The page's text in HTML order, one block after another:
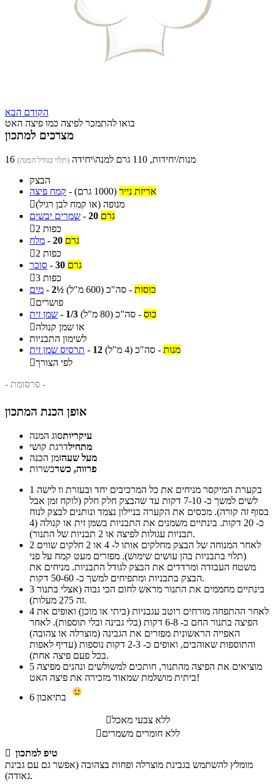
הקודם הבא
בואו להתמכר לפיצה כמו פיצה האט
מצרכים למתכון
16 מנות/יחידות, 110 גרם למנה\יחידה (תלוי בגודל המנה)
הבצק
קמח פיצה - אריזת נייר (1000 גרם)
מנופה (או קמח לבן רגיל)
שמרים יבשים - 20 גרם

2 כפות
מלח - 20 גרם

2 כפות
סוכר - 30 גרם

3 כפות
מים - 2½ כוסות - סה"כ (600 מ"ל)
פושרים
שמן זית - 1/3 כוס - סה"כ (80 מ"ל)
או שמן קנולה
לשימון התבניות
תרסיס שמן זית - 12 מנות - סה"כ (4 מ"ל)
לפי הצורך
- פרסומת -
אופן הכנת המתכון
עיקריותסוג המנה
מתחילדרגת קושי
מעל שעהזמן הכנה
פרווה, כשרכשרות
1
לשים למשך כ- 7-10 דקות עד שהבצק חלק חלק (לוקח זמן אבל
בסוף זה קורה). מכסים את הקערה בניילון נצמד ונותנים לבצק לנוח
כ- 20 דקות. בינתיים משמנים את התבניות בשמן זית או קנולה (4
תבניות עגולות לפיצה או 2 תבניות של התנור).
2
(תלוי בתבניות בהן עושים שימוש). מפזרים מעט קמח על פני
משטח העבודה ומרדדים את הבצק לגודל התבניות. מניחים את
הבצק בתבניות ומתפיחים למשך כ- 50-60 דקות.
3
זה 275 מעלות).
4
הפיצה בתנור החם כ- 6-8 דקות (בלי גבינה ובלי תוספות). לאחר
האפייה הראשונית מפזרים את הגבינה (מוצרלה או צהובה)
והתוספות שאוהבים, ואופים כ- 2-3 דקות נוספות (עדיף לאפות
בכל פעם פיצה אחת).
5
ביתית מושלמת שמאוד מזכירה את פיצה האט!
6
ללא צבעי מאכל
ללא חומרים משמרים
 טיפ למתכון
מומלץ להשתמש בגבינת מוצרלה ופחות בצהובה (אפשר גם עם גבינת
גאודה).